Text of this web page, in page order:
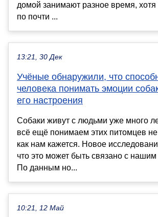
домой занимают разное время, хотя
по почти ...
13:21, 30 Дек
Учёные обнаружили, что
человека понимать эмоции
его настроения
Собаки живут с людьми уже много
всё ещё понимаем этих питомцев
как нам кажется. Новое
что это может быть связано с
По данным но...
10:21, 12 Май